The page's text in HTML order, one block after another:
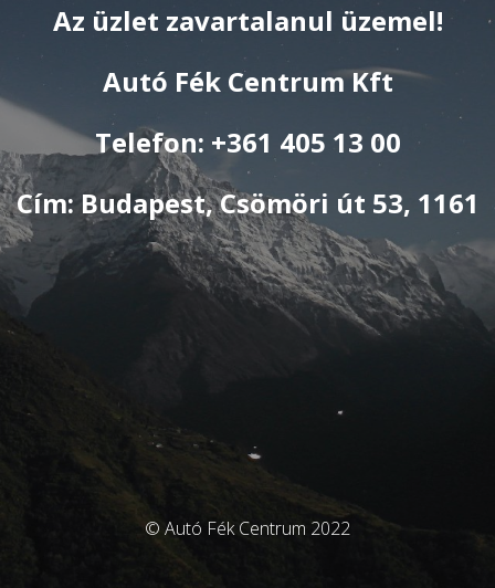
Az üzlet zavartalanul üzemel!
Autó Fék Centrum Kft
Telefon: +361 405 13 00
Cím: Budapest, Csömöri út 53, 1161
© Autó Fék Centrum 2022